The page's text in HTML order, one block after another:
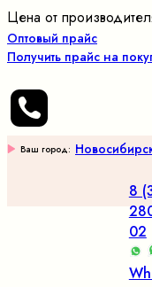
Цена от
Оптовый прайс
Получить прайс на
Ваш город:
8
02